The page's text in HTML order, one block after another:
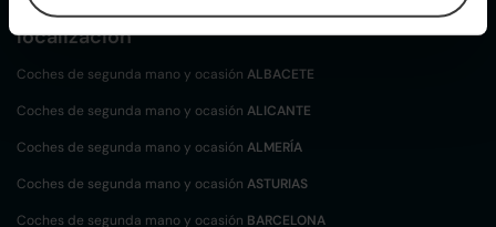
Coches desegunda mano y ocasión por
localización
Coches de segunda mano y ocasión ALBACETE
Coches de segunda mano y ocasión ALICANTE
Coches de segunda mano y ocasión ALMERÍA
Coches de segunda mano y ocasión ASTURIAS
Coches de segunda mano y ocasión BARCELONA